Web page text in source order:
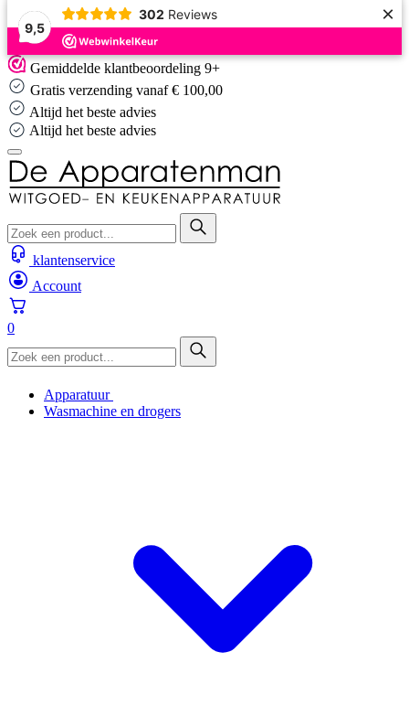
9,5
302 Reviews ×
Skip
to
content
Gemiddelde klantbeoordeling 9+
Gratis verzending vanaf € 100,00
Altijd het beste advies
Altijd het beste advies
klantenservice
Account
0
Apparatuur
Wasmachine en drogers